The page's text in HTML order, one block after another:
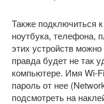
Также подключиться
ноутбука, телефона,
этих устройств
правда будет не так
компьютере. Имя Wi-
пароль от нее
подсмотреть на